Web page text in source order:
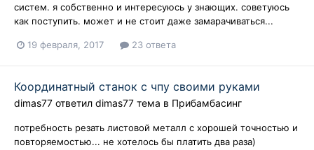
систем. я собственно и интересуюсь у знающих. советуюсь
как поступить. может и не стоит даже замарачиваться...
19 февраля, 2017 23 ответа
Координатный станок с чпу своими руками
dimas77 ответил dimas77 тема в Прибамбасинг
потребность резать листовой металл с хорошей точностью и
повторяемостью... не хотелось бы платить два раза)